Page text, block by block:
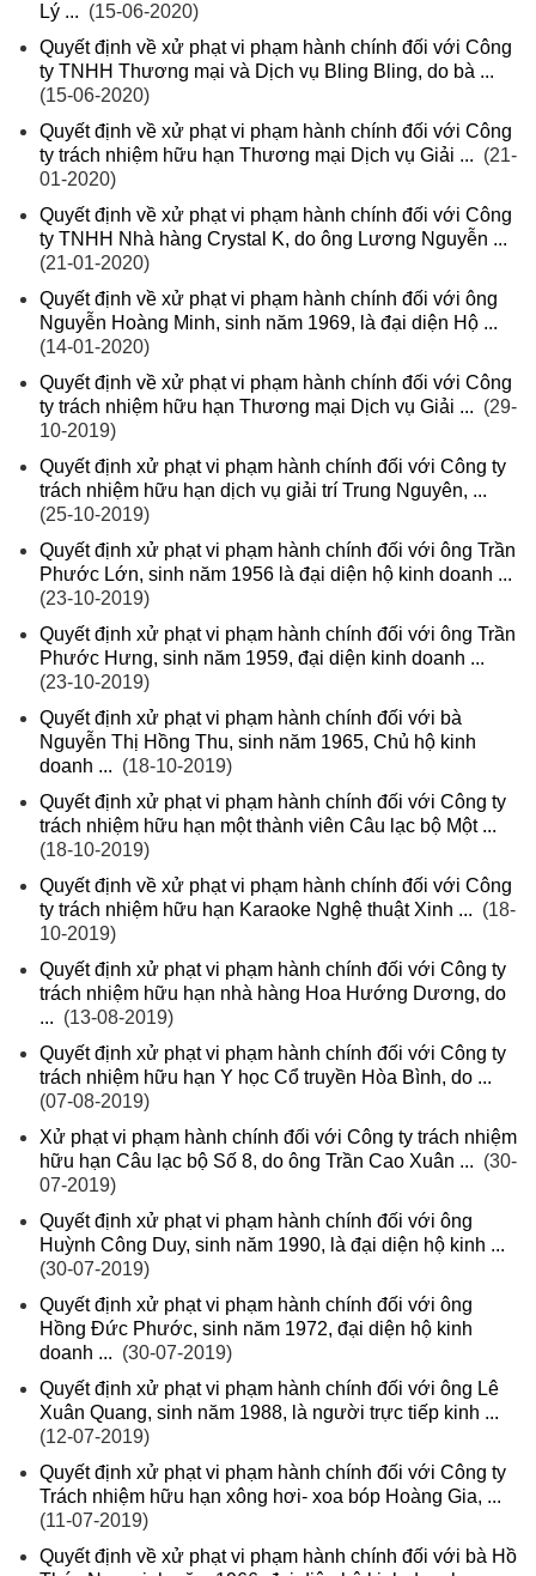
Lý ... (15-06-2020)
Quyết định về xử phạt vi phạm hành chính đối với Công
ty TNHH Thương mại và Dịch vụ Bling Bling, do bà ...
(15-06-2020)
Quyết định về xử phạt vi phạm hành chính đối với Công
ty trách nhiệm hữu hạn Thương mại Dịch vụ Giải ... (21-
01-2020)
Quyết định về xử phạt vi phạm hành chính đối với Công
ty TNHH Nhà hàng Crystal K, do ông Lương Nguyễn ...
(21-01-2020)
Quyết định về xử phạt vi phạm hành chính đối với ông
Nguyễn Hoàng Minh, sinh năm 1969, là đại diện Hộ ...
(14-01-2020)
Quyết định về xử phạt vi phạm hành chính đối với Công
ty trách nhiệm hữu hạn Thương mại Dịch vụ Giải ... (29-
10-2019)
Quyết định xử phạt vi phạm hành chính đối với Công ty
trách nhiệm hữu hạn dịch vụ giải trí Trung Nguyên, ...
(25-10-2019)
Quyết định xử phạt vi phạm hành chính đối với ông Trần
Phước Lớn, sinh năm 1956 là đại diện hộ kinh doanh ...
(23-10-2019)
Quyết định xử phạt vi phạm hành chính đối với ông Trần
Phước Hưng, sinh năm 1959, đại diện kinh doanh ...
(23-10-2019)
Quyết định xử phạt vi phạm hành chính đối với bà
Nguyễn Thị Hồng Thu, sinh năm 1965, Chủ hộ kinh
doanh ... (18-10-2019)
Quyết định xử phạt vi phạm hành chính đối với Công ty
trách nhiệm hữu hạn một thành viên Câu lạc bộ Một ...
(18-10-2019)
Quyết định về xử phạt vi phạm hành chính đối với Công
ty trách nhiệm hữu hạn Karaoke Nghệ thuật Xinh ... (18-
10-2019)
Quyết định xử phạt vi phạm hành chính đối với Công ty
trách nhiệm hữu hạn nhà hàng Hoa Hướng Dương, do
... (13-08-2019)
Quyết định xử phạt vi phạm hành chính đối với Công ty
trách nhiệm hữu hạn Y học Cổ truyền Hòa Bình, do ...
(07-08-2019)
Xử phạt vi phạm hành chính đối với Công ty trách nhiệm
hữu hạn Câu lạc bộ Số 8, do ông Trần Cao Xuân ... (30-
07-2019)
Quyết định xử phạt vi phạm hành chính đối với ông
Huỳnh Công Duy, sinh năm 1990, là đại diện hộ kinh ...
(30-07-2019)
Quyết định xử phạt vi phạm hành chính đối với ông
Hồng Đức Phước, sinh năm 1972, đại diện hộ kinh
doanh ... (30-07-2019)
Quyết định xử phạt vi phạm hành chính đối với ông Lê
Xuân Quang, sinh năm 1988, là người trực tiếp kinh ...
(12-07-2019)
Quyết định xử phạt vi phạm hành chính đối với Công ty
Trách nhiệm hữu hạn xông hơi- xoa bóp Hoàng Gia, ...
(11-07-2019)
Quyết định về xử phạt vi phạm hành chính đối với bà Hồ